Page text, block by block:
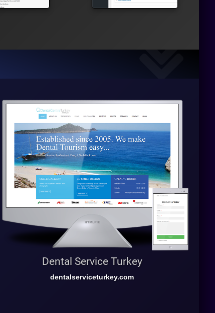
Dental Service Turkey
dentalserviceturkey.com